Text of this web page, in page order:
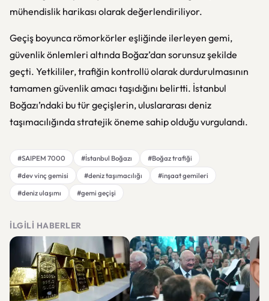
mühendislik harikası olarak değerlendiriliyor.
Geçiş boyunca römorkörler eşliğinde ilerleyen gemi,
güvenlik önlemleri altında Boğaz’dan sorunsuz şekilde
geçti. Yetkililer, trafiğin kontrollü olarak durdurulmasının
tamamen güvenlik amacı taşıdığını belirtti. İstanbul
Boğazı’ndaki bu tür geçişlerin, uluslararası deniz
taşımacılığında stratejik öneme sahip olduğu vurgulandı.
#SAIPEM 7000 #İstanbul Boğazı
#Boğaz trafiği
#dev vinç gemisi
#deniz taşımacılığı
#inşaat gemileri
#deniz ulaşımı
#gemi geçişi
İLGILI HABERLER